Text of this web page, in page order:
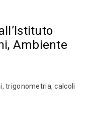
Ambiente
trigonometria, calcoli